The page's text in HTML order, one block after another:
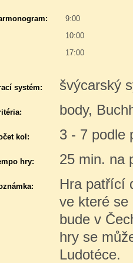
9:00
10:00
17:00
systém: švýcarský
body,
kol: 3 - 7 podle
hry: 25 min. na
Hra patřící
ve které se
bude v
hry se
Ludotéce.